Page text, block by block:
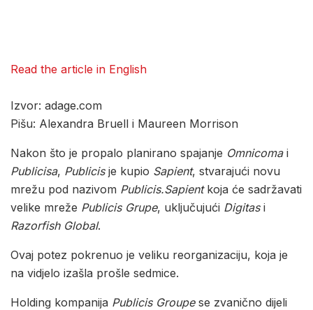
Read the article in English
Izvor: adage.com
Pišu: Alexandra Bruell i Maureen Morrison
Nakon što je propalo planirano spajanje Omnicoma i
Publicisa, Publicisje kupio Sapient, stvarajući novu
mrežu pod nazivom Publicis.Sapientkoja će sadržavati
velike mreže Publicis Grupe, uključujući Digitasi
Razorfish Global.
Ovaj potez pokrenuo je veliku reorganizaciju, koja je
na vidjelo izašla prošle sedmice.
Holding kompanija Publicis Groupese zvanično dijeli